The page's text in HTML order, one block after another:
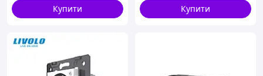
Купити
Купити